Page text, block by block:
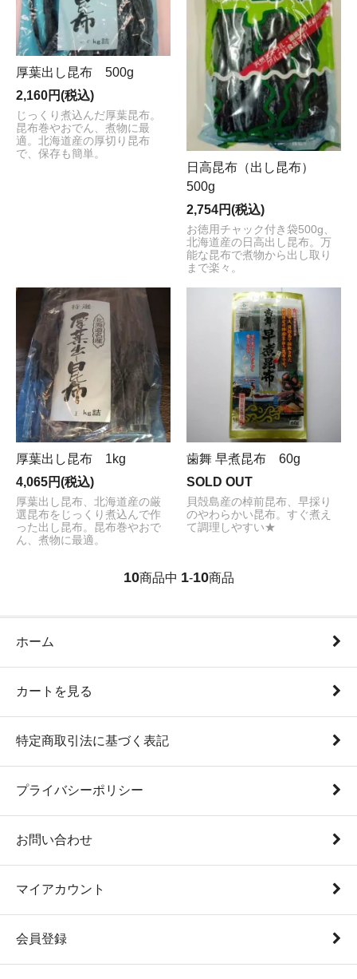
厚葉出し昆布 500g
2,160円(税込)
じっくり煮込んだ厚葉昆布。
昆布巻やおでん、煮物に最
適。北海道産の厚切り昆布
で、保存も簡単。
日高昆布（出し昆布）
500g
2,754円(税込)
お徳用チャック付き袋500g、
北海道産の日高出し昆布。万
能な昆布で煮物から出し取り
まで楽々。
厚葉出し昆布 1kg
4,065円(税込)
厚葉出し昆布、北海道産の厳
選昆布をじっくり煮込んで作
った出し昆布。昆布巻やおで
ん、煮物に最適。
歯舞 早煮昆布 60g
SOLD OUT
貝殻島産の棹前昆布、早採り
のやわらかい昆布。すぐ煮え
て調理しやすい★
10商品中 1-10商品
ホーム
カートを見る
特定商取引法に基づく表記
プライバシーポリシー
お問い合わせ
マイアカウント
会員登録